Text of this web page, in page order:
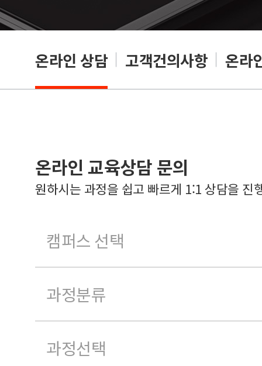
온라인 상담 고객건의사항 온라
온라인 교육상담 문의
원하시는 과정을 쉽고 빠르게 1:1 상담을 진